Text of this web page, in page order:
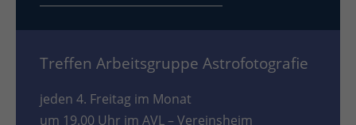
Treffen Arbeitsgruppe Astrofotografie
jeden 4. Freitag im Monat
um 19.00 Uhr im AVL – Vereinsheim